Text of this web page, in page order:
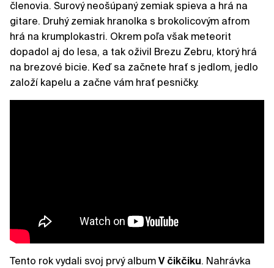
členovia. Surový neošúpaný zemiak spieva a hrá na
gitare. Druhý zemiak hranolka s brokolicovým afrom
hrá na krumplokastri. Okrem poľa však meteorit
dopadol aj do lesa, a tak oživil Brezu Zebru, ktorý hrá
na brezové bicie. Keď sa začnete hrať s jedlom, jedlo
založí kapelu a začne vám hrať pesničky.
Tento rok vydali svoj prvý album V čikčiku. Nahrávka